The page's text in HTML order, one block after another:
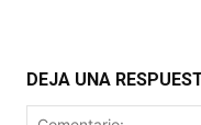
DEJA UNA